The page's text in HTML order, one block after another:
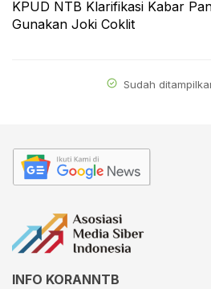
KPUD NTB Klarifikasi Kabar
Gunakan Joki Coklit
Sudah
INFO KORANNTB